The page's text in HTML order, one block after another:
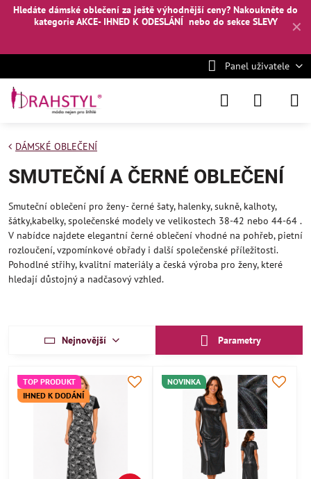
✕
Hledáte dámské oblečení za ještě výhodnější ceny? Nakoukněte do
kategorie AKCE- IHNED K ODESLÁNÍ nebo do sekce SLEVY
Panel uživatele
DÁMSKÉ OBLEČENÍ
SMUTEČNÍ A ČERNÉ OBLEČENÍ
Smuteční oblečení pro ženy- černé šaty, halenky, sukně, kalhoty,
šátky,kabelky, společenské modely ve velikostech 38-42 nebo 44-64 .
V nabídce najdete elegantní černé oblečení vhodné na pohřeb, pietní
rozloučení, vzpomínkové obřady i další společenské příležitosti.
Pohodlné střihy, kvalitní materiály a česká výroba pro ženy, které
hledají důstojný a nadčasový vzhled.
Nejnovější Parametry
TOP PRODUKT
IHNED K DODÁNÍ
NOVINKA